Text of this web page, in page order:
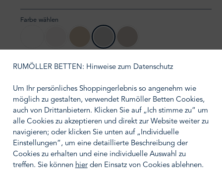
Farbe wählen
027 offwhite217 leinen305 hellgrau
Größe wählenauswählen
IN DEN WARENKORB
Zum Merkzettel hinzufügen
RUMÖLLER BETTEN: Hinweise zum Datenschutz
Um Ihr persönliches Shoppingerlebnis so angenehm wie
möglich zu gestalten, verwendet Rumöller Betten Cookies,
auch von Drittanbietern. Klicken Sie auf „Ich stimme zu“ um
alle Cookies zu akzeptieren und direkt zur Website weiter zu
navigieren; oder klicken Sie unten auf „Individuelle
Einstellungen“, um eine detaillierte Beschreibung der
Cookies zu erhalten und eine individuelle Auswahl zu
treffen. Sie können hierden Einsatz von Cookies ablehnen.